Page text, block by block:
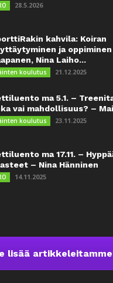
28.5.2026
kahvila: Koiran
ja
Nina Laiho...
koulutus 21.12.2025
ma 5.1. –
vai mahdollisuus? –
koulutus 23.11.2025
ma 17.11. –
– Nina Hänninen
14.11.2025
lisää